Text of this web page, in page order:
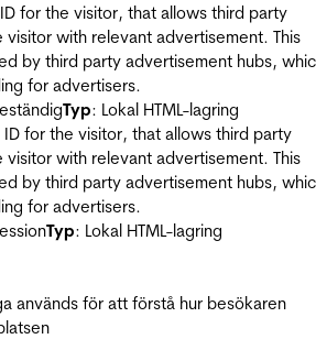
for the visitor, that allows third party
with relevant advertisement. This
by third party advertisement hubs,
for advertisers.
Typ: Lokal HTML-lagring
ID for the visitor, that allows third party
with relevant advertisement. This
by third party advertisement hubs,
for advertisers.
Typ: Lokal HTML-lagring
används för att förstå hur besökaren